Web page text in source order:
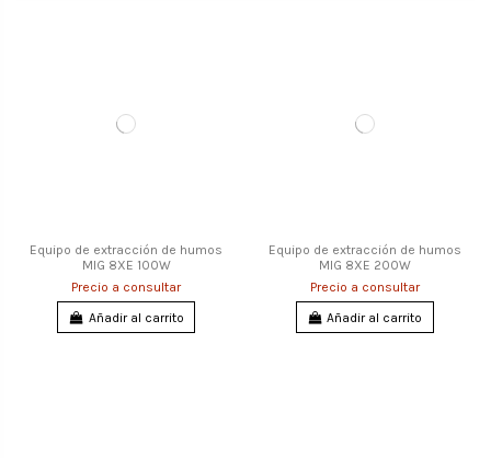
Equipo de extracción de humos
MIG 8XE 100W
Precio a consultar
Añadir al carrito
Equipo de extracción de humos
MIG 8XE 200W
Precio a consultar
Añadir al carrito